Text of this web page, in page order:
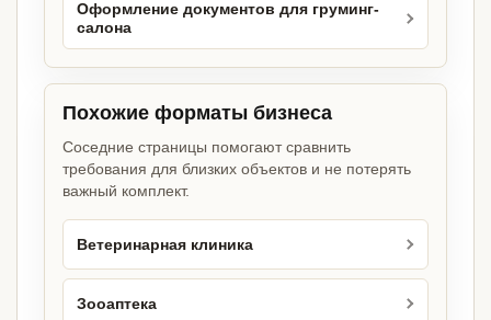
Оформление документов для груминг-
салона
Похожие форматы бизнеса
Соседние страницы помогают сравнить
требования для близких объектов и не потерять
важный комплект.
Ветеринарная клиника
Зооаптека